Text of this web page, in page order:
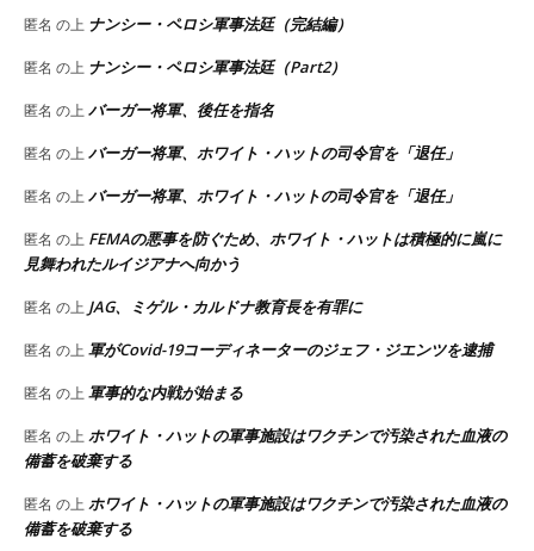
匿名 の上 ナンシー・ペロシ軍事法廷（完結編）
匿名 の上 ナンシー・ペロシ軍事法廷（Part2）
匿名 の上 バーガー将軍、後任を指名
匿名 の上 バーガー将軍、ホワイト・ハットの司令官を「退任」
匿名 の上 バーガー将軍、ホワイト・ハットの司令官を「退任」
匿名 の上 FEMAの悪事を防ぐため、ホワイト・ハットは積極的に嵐に
見舞われたルイジアナへ向かう
匿名 の上 JAG、ミゲル・カルドナ教育長を有罪に
匿名 の上 軍がCovid-19コーディネーターのジェフ・ジエンツを逮捕
匿名 の上 軍事的な内戦が始まる
匿名 の上 ホワイト・ハットの軍事施設はワクチンで汚染された血液の
備蓄を破棄する
匿名 の上 ホワイト・ハットの軍事施設はワクチンで汚染された血液の
備蓄を破棄する